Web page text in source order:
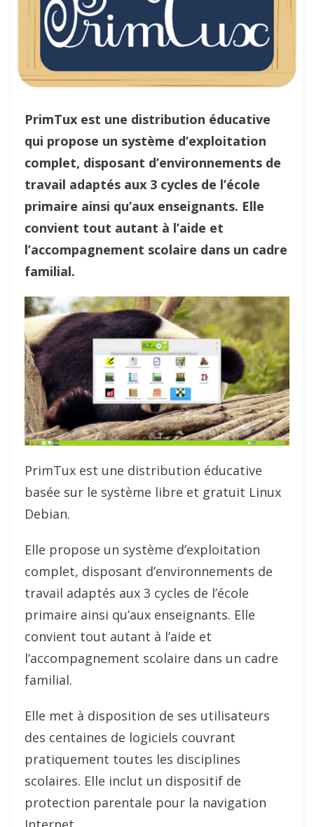
PrimTux est une distribution éducative
qui propose un système d’exploitation
complet, disposant d’environnements de
travail adaptés aux 3 cycles de l’école
primaire ainsi qu’aux enseignants. Elle
convient tout autant à l’aide et
l’accompagnement scolaire dans un cadre
familial.
PrimTux est une distribution éducative
basée sur le système libre et gratuit Linux
Debian.
Elle propose un système d’exploitation
complet, disposant d’environnements de
travail adaptés aux 3 cycles de l’école
primaire ainsi qu’aux enseignants. Elle
convient tout autant à l’aide et
l’accompagnement scolaire dans un cadre
familial.
Elle met à disposition de ses utilisateurs
des centaines de logiciels couvrant
pratiquement toutes les disciplines
scolaires. Elle inclut un dispositif de
protection parentale pour la navigation